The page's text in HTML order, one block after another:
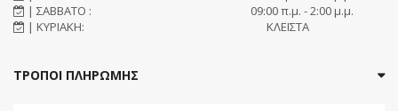
| ΣΑΒΒΑΤΟ :
09:00 π.μ. - 2:00 μ.μ.
| ΚΥΡΙΑΚΗ:
ΚΛΕΙΣΤΑ
ΤΡΟΠΟΙ ΠΛΗΡΩΜΗΣ